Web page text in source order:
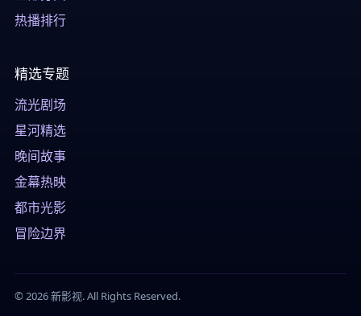
热播排行
精选专题
流光剧场
星河精选
晚间故事
金幕热映
都市光影
冒险边界
© 2026 新影视. All Rights Reserved.